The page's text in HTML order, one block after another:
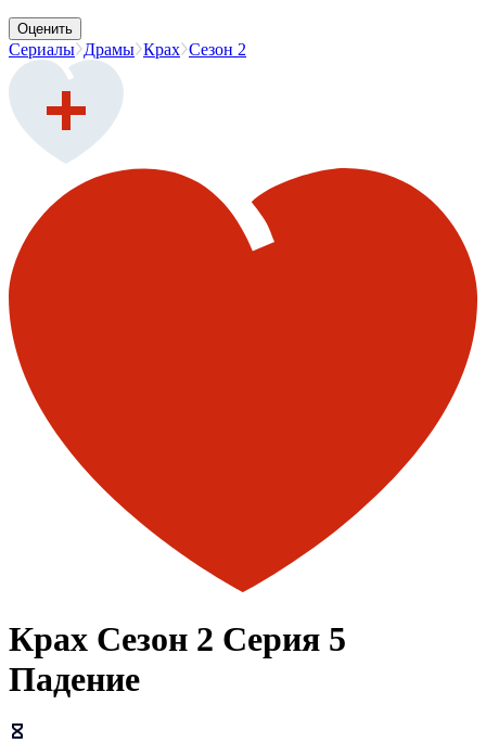
Оценить
Сериалы Драмы Крах Сезон 2
Крах Сезон 2 Серия 5
Падение